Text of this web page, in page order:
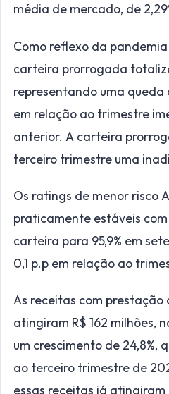
média de mercado, de
Como reflexo da
carteira prorrogada
representando uma queda
em relação ao trimestre
anterior. A carteira
terceiro trimestre uma
Os ratings de menor risco
praticamente estáveis
carteira para 95,9% em
0,1 p.p em relação ao
As receitas com
atingiram R$ 162 milhões,
um crescimento de 24,8%,
ao terceiro trimestre de
essas receitas já atingiram